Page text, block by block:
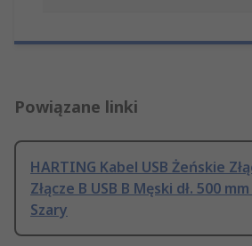
Powiązane linki
HARTING Kabel USB Żeńskie
Złącze B USB B Męski dł. 500
Szary